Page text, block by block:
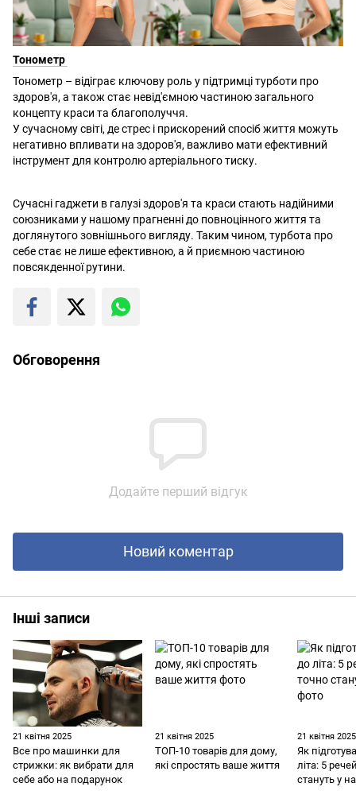
Тонометр
Тонометр – відіграє ключову роль у підтримці турботи про
здоров'я, а також стає невід'ємною частиною загального
концепту краси та благополуччя.
У сучасному світі, де стрес і прискорений спосіб життя можуть
негативно впливати на здоров'я, важливо мати ефективний
інструмент для контролю артеріального тиску.
Сучасні гаджети в галузі здоров'я та краси стають надійними
союзниками у нашому прагненні до повноцінного життя та
доглянутого зовнішнього вигляду. Таким чином, турбота про
себе стає не лише ефективною, а й приємною частиною
повсякденної рутини.
Обговорення
Додайте перший відгук
Новий коментар
Інші записи
21 квітня 2025
Все про машинки для
стрижки: як вибрати для
себе або на подарунок
21 квітня 2025
ТОП-10 товарів для дому,
які спростять ваше життя
21 квітня 2025
Як
літа: 5
стануть у